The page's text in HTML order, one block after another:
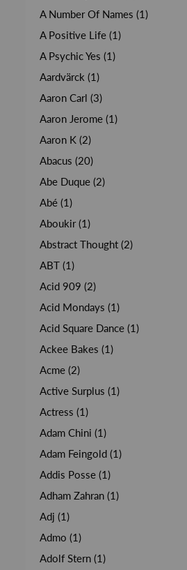
A Number Of Names (1)
A Positive Life (1)
A Psychic Yes (1)
Aardvärck (1)
Aaron Carl (3)
Aaron Jerome (1)
Aaron K (2)
Abacus (20)
Abe Duque (2)
Abé (1)
Aboukir (1)
Abstract Thought (2)
ABT (1)
Acid 909 (2)
Acid Mondays (1)
Acid Square Dance (1)
Ackee Bakes (1)
Acme (2)
Active Surplus (1)
Actress (1)
Adam Chini (1)
Adam Feingold (1)
Addis Posse (1)
Adham Zahran (1)
Adj (1)
Admo (1)
Adolf Stern (1)